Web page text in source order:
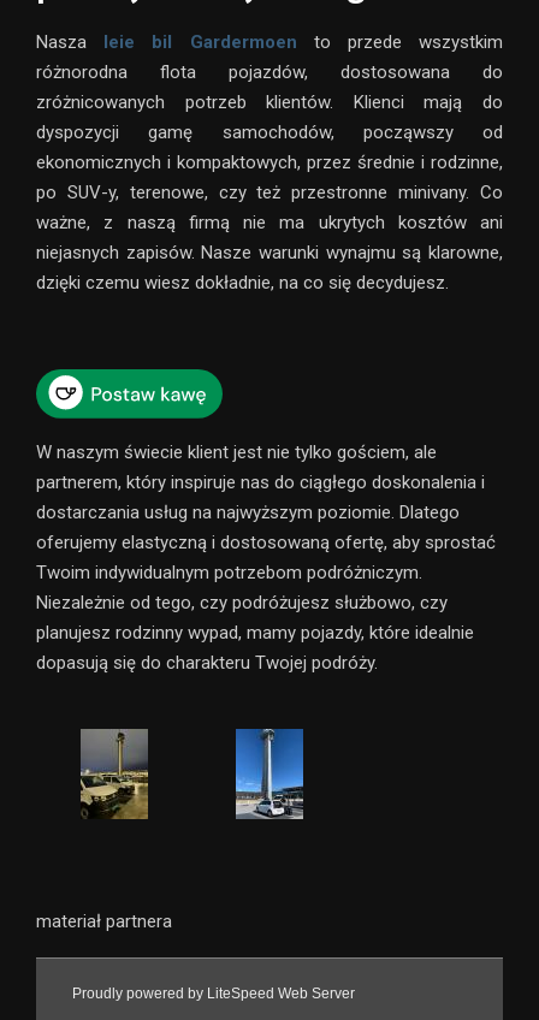
Nasza leie bil Gardermoen
to przede wszystkim
różnorodna flota pojazdów, dostosowana do
zróżnicowanych potrzeb klientów. Klienci mają do
dyspozycji gamę samochodów, począwszy od
ekonomicznych i kompaktowych, przez średnie i rodzinne,
po SUV-y, terenowe, czy też przestronne minivany. Co
ważne, z naszą firmą nie ma ukrytych kosztów ani
niejasnych zapisów. Nasze warunki wynajmu są klarowne,
dzięki czemu wiesz dokładnie, na co się decydujesz.
W naszym świecie klient jest nie tylko gościem, ale
partnerem, który inspiruje nas do ciągłego doskonalenia i
dostarczania usług na najwyższym poziomie. Dlatego
oferujemy elastyczną i dostosowaną ofertę, aby sprostać
Twoim indywidualnym potrzebom podróżniczym.
Niezależnie od tego, czy podróżujesz służbowo, czy
planujesz rodzinny wypad, mamy pojazdy, które idealnie
dopasują się do charakteru Twojej podróży.
materiał partnera